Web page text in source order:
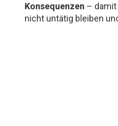
Konsequenzen –
nicht untätig bleiben